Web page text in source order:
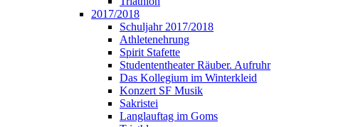
2017/2018
Schuljahr 2017/2018
Athletenehrung
Spirit Stafette
Studententheater Räuber. Aufruhr
Das Kollegium im Winterkleid
Konzert SF Musik
Sakristei
Langlauftag im Goms